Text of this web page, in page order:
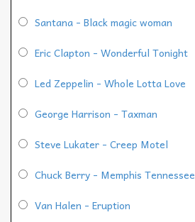
Santana - Black magic woman
Eric Clapton - Wonderful Tonight
Led Zeppelin - Whole Lotta Love
George Harrison - Taxman
Steve Lukater - Creep Motel
Chuck Berry - Memphis Tennessee
Van Halen - Eruption